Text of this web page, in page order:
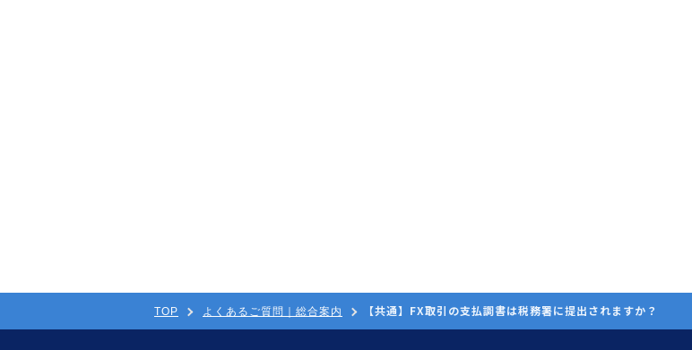
TOP よくあるご質問｜総合案内 【共通】FX取引の支払調書は税務署に提出されますか？